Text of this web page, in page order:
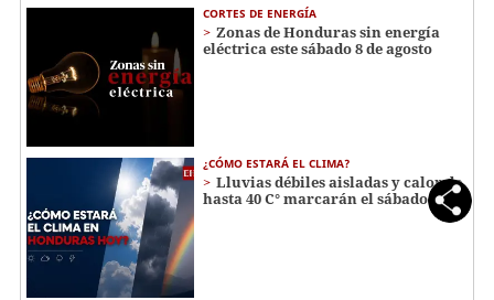
CORTES DE ENERGÍA
Zonas de Honduras sin energía
eléctrica este sábado 8 de agosto
¿CÓMO ESTARÁ EL CLIMA?
Lluvias débiles aisladas y calor de
hasta 40 C° marcarán el sábado